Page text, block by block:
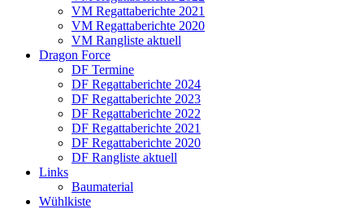
VM Regattaberichte 2021
VM Regattaberichte 2020
VM Rangliste aktuell
Dragon Force
DF Termine
DF Regattaberichte 2024
DF Regattaberichte 2023
DF Regattaberichte 2022
DF Regattaberichte 2021
DF Regattaberichte 2020
DF Rangliste aktuell
Links
Baumaterial
Wühlkiste